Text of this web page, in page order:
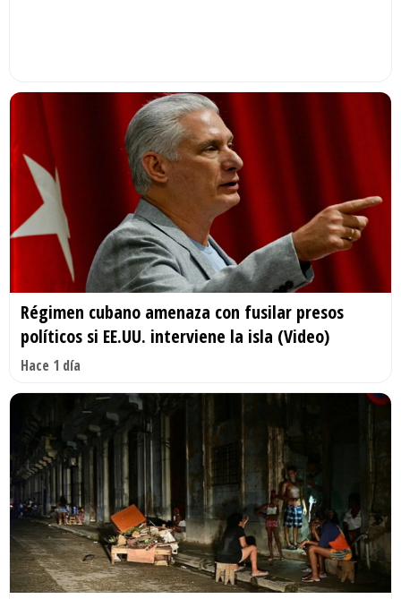
Régimen cubano amenaza con fusilar presos
políticos si EE.UU. interviene la isla (Video)
Hace 1 día